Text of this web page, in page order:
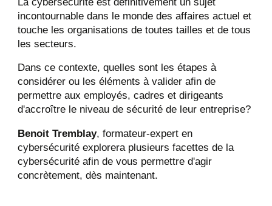
incontournable dans le monde des affaires actuel et
touche les organisations de toutes tailles et de tous
les secteurs.
Dans ce contexte, quelles sont les étapes à
considérer ou les éléments à valider afin de
permettre aux employés, cadres et dirigeants
d'accroître le niveau de sécurité de leur entreprise?
Benoit Tremblay, formateur-expert en
cybersécurité explorera plusieurs facettes de la
cybersécurité afin de vous permettre d'agir
concrètement, dès maintenant.